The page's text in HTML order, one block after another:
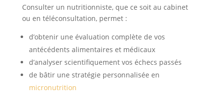
Consulter un nutritionniste, que ce soit au cabinet
ou en téléconsultation, permet :
d’obtenir une évaluation complète de vos
antécédents alimentaires et médicaux
d’analyser scientifiquement vos échecs passés
de bâtir une stratégie personnalisée en
micronutrition